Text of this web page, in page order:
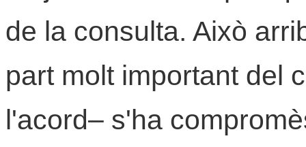
de la consulta. Això
part molt important del
l'acord– s'ha